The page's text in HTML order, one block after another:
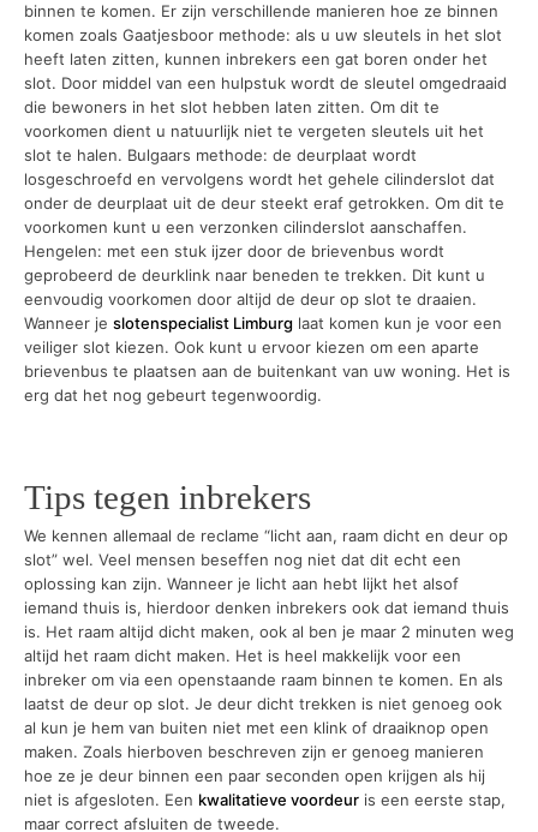
binnen te komen. Er zijn verschillende manieren hoe ze binnen
komen zoals Gaatjesboor methode: als u uw sleutels in het slot
heeft laten zitten, kunnen inbrekers een gat boren onder het
slot. Door middel van een hulpstuk wordt de sleutel omgedraaid
die bewoners in het slot hebben laten zitten. Om dit te
voorkomen dient u natuurlijk niet te vergeten sleutels uit het
slot te halen. Bulgaars methode: de deurplaat wordt
losgeschroefd en vervolgens wordt het gehele cilinderslot dat
onder de deurplaat uit de deur steekt eraf getrokken. Om dit te
voorkomen kunt u een verzonken cilinderslot aanschaffen.
Hengelen: met een stuk ijzer door de brievenbus wordt
geprobeerd de deurklink naar beneden te trekken. Dit kunt u
eenvoudig voorkomen door altijd de deur op slot te draaien.
Wanneer je slotenspecialist Limburg laat komen kun je voor een
veiliger slot kiezen. Ook kunt u ervoor kiezen om een aparte
brievenbus te plaatsen aan de buitenkant van uw woning. Het is
erg dat het nog gebeurt tegenwoordig.
Tips tegen inbrekers
We kennen allemaal de reclame “licht aan, raam dicht en deur op
slot” wel. Veel mensen beseffen nog niet dat dit echt een
oplossing kan zijn. Wanneer je licht aan hebt lijkt het alsof
iemand thuis is, hierdoor denken inbrekers ook dat iemand thuis
is. Het raam altijd dicht maken, ook al ben je maar 2 minuten weg
altijd het raam dicht maken. Het is heel makkelijk voor een
inbreker om via een openstaande raam binnen te komen. En als
laatst de deur op slot. Je deur dicht trekken is niet genoeg ook
al kun je hem van buiten niet met een klink of draaiknop open
maken. Zoals hierboven beschreven zijn er genoeg manieren
hoe ze je deur binnen een paar seconden open krijgen als hij
niet is afgesloten. Een kwalitatieve voordeur is een eerste stap,
maar correct afsluiten de tweede.